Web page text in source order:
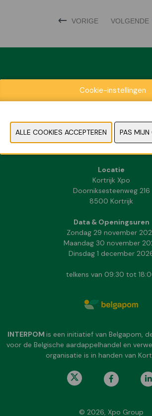
VORIGE VOLGENDE
Praktische informatie
Pers- en beeldmateriaal
Locatie
Kortrijk Xpo
Doorniksesteenweg 216
8500 Kortrijk
Data & Openingsuren
Zondag 29 november
Maandag 30 november
Dinsdag 1 december
telkens van 09:30 tot
INTERPOM is een initiatief van Belgapom,
voor de Belgische aardappelhandel en
organisatie is in handen van
© 2026, Xpo Group
Cookie-instellingen